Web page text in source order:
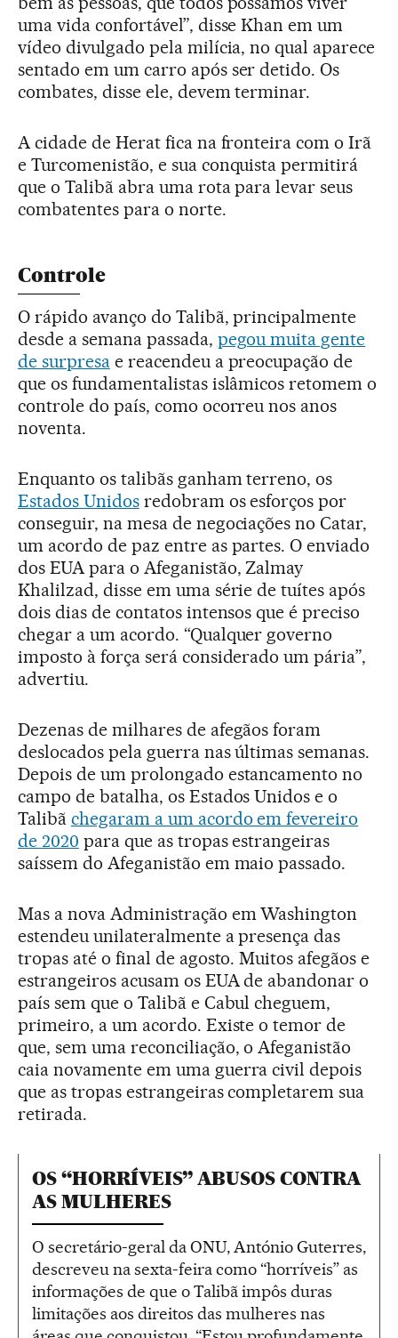
uma vida confortável”, disse Khan em um
vídeo divulgado pela milícia, no qual aparece
sentado em um carro após ser detido. Os
combates, disse ele, devem terminar.
A cidade de Herat fica na fronteira com o Irã
e Turcomenistão, e sua conquista permitirá
que o Talibã abra uma rota para levar seus
combatentes para o norte.
Controle
O rápido avanço do Talibã, principalmente
desde a semana passada, pegou muita gente
de surpresae reacendeu a preocupação de
que os fundamentalistas islâmicos retomem o
controle do país, como ocorreu nos anos
noventa.
Enquanto os talibãs ganham terreno, os
Estados Unidosredobram os esforços por
conseguir, na mesa de negociações no Catar,
um acordo de paz entre as partes. O enviado
dos EUA para o Afeganistão, Zalmay
Khalilzad, disse em uma série de tuítes após
dois dias de contatos intensos que é preciso
chegar a um acordo. “Qualquer governo
imposto à força será considerado um pária”,
advertiu.
Dezenas de milhares de afegãos foram
deslocados pela guerra nas últimas semanas.
Depois de um prolongado estancamento no
campo de batalha, os Estados Unidos e o
Talibã chegaram a um acordo em fevereiro
de 2020 para que as tropas estrangeiras
saíssem do Afeganistão em maio passado.
Mas a nova Administração em Washington
estendeu unilateralmente a presença das
tropas até o final de agosto. Muitos afegãos e
estrangeiros acusam os EUA de abandonar o
país sem que o Talibã e Cabul cheguem,
primeiro, a um acordo. Existe o temor de
que, sem uma reconciliação, o Afeganistão
caia novamente em uma guerra civil depois
que as tropas estrangeiras completarem sua
retirada.
OS “HORRÍVEIS” ABUSOS CONTRA
AS MULHERES
O secretário-geral da ONU, António Guterres,
descreveu na sexta-feira como “horríveis” as
informações de que o Talibã impôs duras
limitações aos direitos das mulheres nas